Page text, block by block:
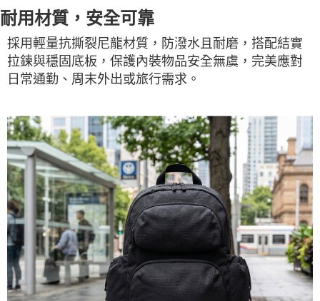
耐用材質，安全可靠
採用輕量抗撕裂尼龍材質，防潑水且耐磨，搭配結實
拉鍊與穩固底板，保護內裝物品安全無虞，完美應對
日常通勤、周末外出或旅行需求。